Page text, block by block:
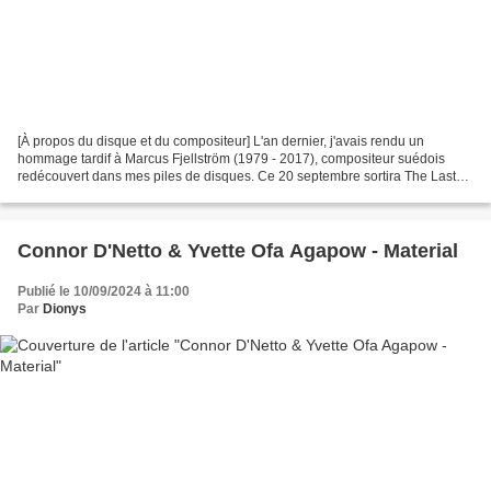
[À propos du disque et du compositeur] L'an dernier, j'avais rendu un
hommage tardif à Marcus Fjellström (1979 - 2017), compositeur suédois
redécouvert dans mes piles de disques. Ce 20 septembre sortira The Last
Connor D'Netto & Yvette Ofa Agapow - Material
Publié le 10/09/2024 à 11:00
Par Dionys